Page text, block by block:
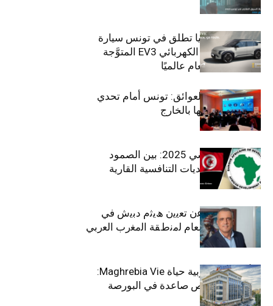
سيتي كارز – كيا تطلق في تونس سيارة
الـدفع الرباعي الكهربائي EV3 المتوَّجة
بلقب سيارة العام عالميًا
بين الطموح والعوائق: تونس أمام تحدي
استعادة كفاءاتها بالخارج
الاقتصاد التونسي 2025: بين الصمود
الاجتماعي وتحديات التنافسية القارية
ﺗﯾﺗرا ﺑﺎك ﺗﻌﻠن ﻋن ﺗﻌﯾﯾن ھﯾﺛم دﺑﯾش ﻓﻲ
ﻣﻧﺻب اﻟﻣدﯾر اﻟﻌﺎم ﻟﻣﻧطﻘﺔ اﻟﻣﻐرب اﻟﻌرﺑﻲ
وﻏرب أﻓرﯾﻘﯾﺎ
التأمينات المغربية حياة Maghrebia Vie:
فاعل رائد بفرص صاعدة في البورصة
(+34.8%)